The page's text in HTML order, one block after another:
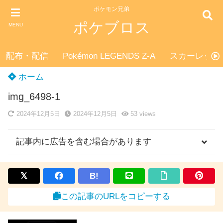
MENU
ポケモン兄弟
ポケブロス
配布・配信 Pokémon LEGENDS Z-A スカーレッ
ホーム
img_6498-1
2024年12月5日 2024年12月5日 53views
記事内に広告を含む場合があります
B!
この記事のURLをコピーする